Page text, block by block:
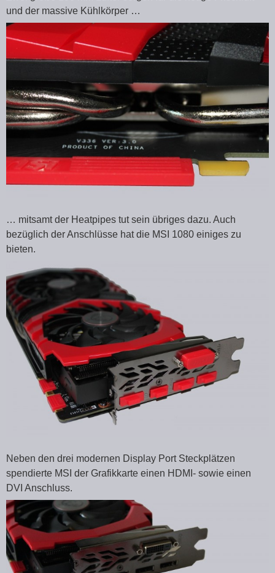
und der massive Kühlkörper …
… mitsamt der Heatpipes tut sein übriges dazu. Auch
bezüglich der Anschlüsse hat die MSI 1080 einiges zu
bieten.
Neben den drei modernen Display Port Steckplätzen
spendierte MSI der Grafikkarte einen HDMI- sowie einen
DVI Anschluss.